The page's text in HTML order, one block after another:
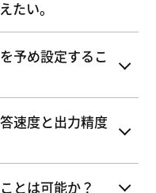
たい。
予め設定するこ
速度と出力精度
とは可能か？